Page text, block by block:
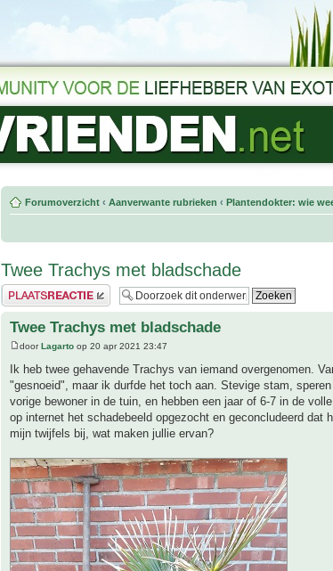
Forumoverzicht ‹ Aanverwante rubrieken ‹ Plantendokter: wie
Twee Trachys met bladschade
Plaats een reactie
Twee Trachys met bladschade
doorLagarto op 20 apr 2021 23:47
Ik heb twee gehavende Trachys van iemand overgenomen.
"gesnoeid", maar ik durfde het toch aan. Stevige stam,
vorige bewoner in de tuin, en hebben een jaar of 6-7 in de
op internet het schadebeeld opgezocht en geconcludeerd dat
mijn twijfels bij, wat maken jullie ervan?